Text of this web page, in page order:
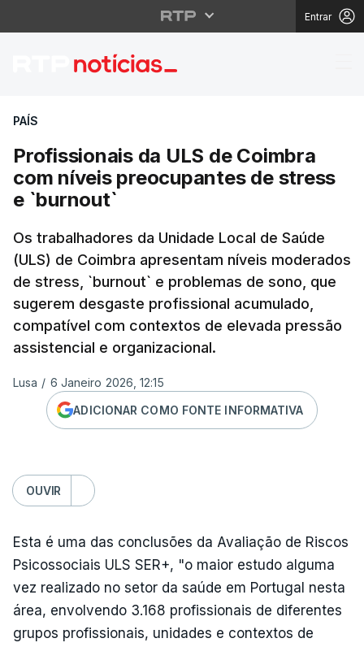
Entrar
Profissionais da ULS
PAÍS
Profissionais da ULS de Coimbra
com níveis preocupantes de stress
e `burnout`
Os trabalhadores da Unidade Local de Saúde
(ULS) de Coimbra apresentam níveis moderados
de stress, `burnout` e problemas de sono, que
sugerem desgaste profissional acumulado,
compatível com contextos de elevada pressão
assistencial e organizacional.
Lusa / 6 Janeiro 2026, 12:15
ADICIONAR COMO FONTE INFORMATIVA
OUVIR
Esta é uma das conclusões da Avaliação de Riscos
Psicossociais ULS SER+, "o maior estudo alguma
vez realizado no setor da saúde em Portugal nesta
área, envolvendo 3.168 profissionais de diferentes
grupos profissionais, unidades e contextos de